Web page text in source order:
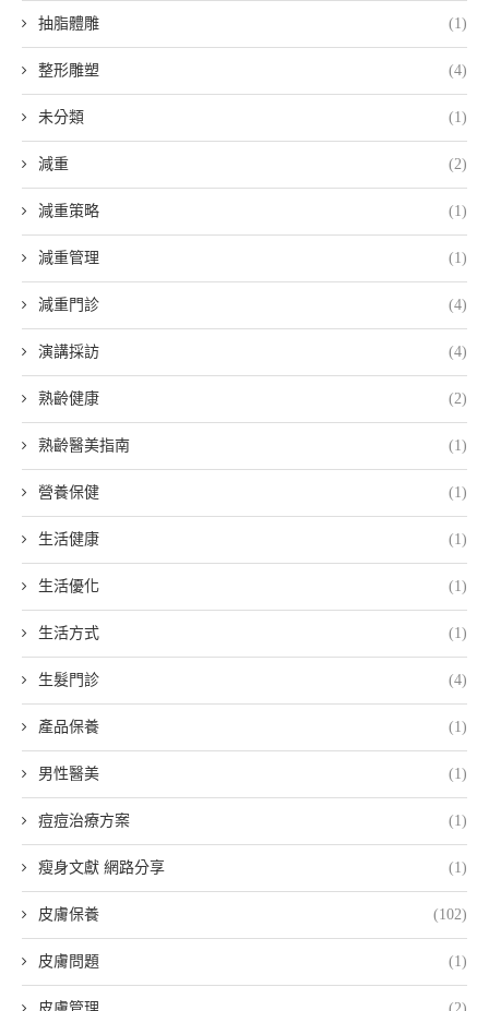
抽脂體雕 (1)
整形雕塑 (4)
未分類 (1)
減重 (2)
減重策略 (1)
減重管理 (1)
減重門診 (4)
演講採訪 (4)
熟齡健康 (2)
熟齡醫美指南 (1)
營養保健 (1)
生活健康 (1)
生活優化 (1)
生活方式 (1)
生髮門診 (4)
產品保養 (1)
男性醫美 (1)
痘痘治療方案 (1)
瘦身文獻 網路分享 (1)
皮膚保養 (102)
皮膚問題 (1)